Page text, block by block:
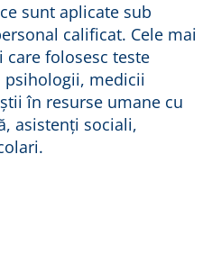
sunt aplicate sub
calificat. Cele mai
folosesc teste
medicii
în resurse umane cu
asistenți sociali,